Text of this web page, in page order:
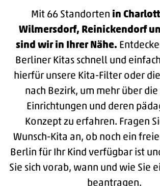
Mit 66 Standorten in
Wilmersdorf, Reinickendorf
sind wir in Ihrer Nähe.
Berliner Kitas schnell und
hierfür unsere Kita-Filter oder
nach Bezirk, um mehr über
Einrichtungen und deren
Konzept zu erfahren. Fragen
Wunsch-Kita an, ob noch ein
Berlin für Ihr Kind verfügbar ist
Sie sich vorab, wann und wie Sie
beantragen.